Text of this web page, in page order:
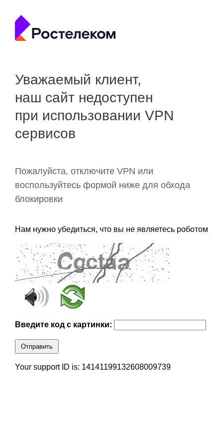
Уважаемый клиент,
наш сайт недоступен
при использовании VPN
сервисов
Пожалуйста, отключите VPN или
воспользуйтесь формой ниже для обхода
блокировки
Нам нужно убедиться, что вы не являетесь роботом
Введите код с картинки:
Отправить
Your support ID is: 14141199132608009739